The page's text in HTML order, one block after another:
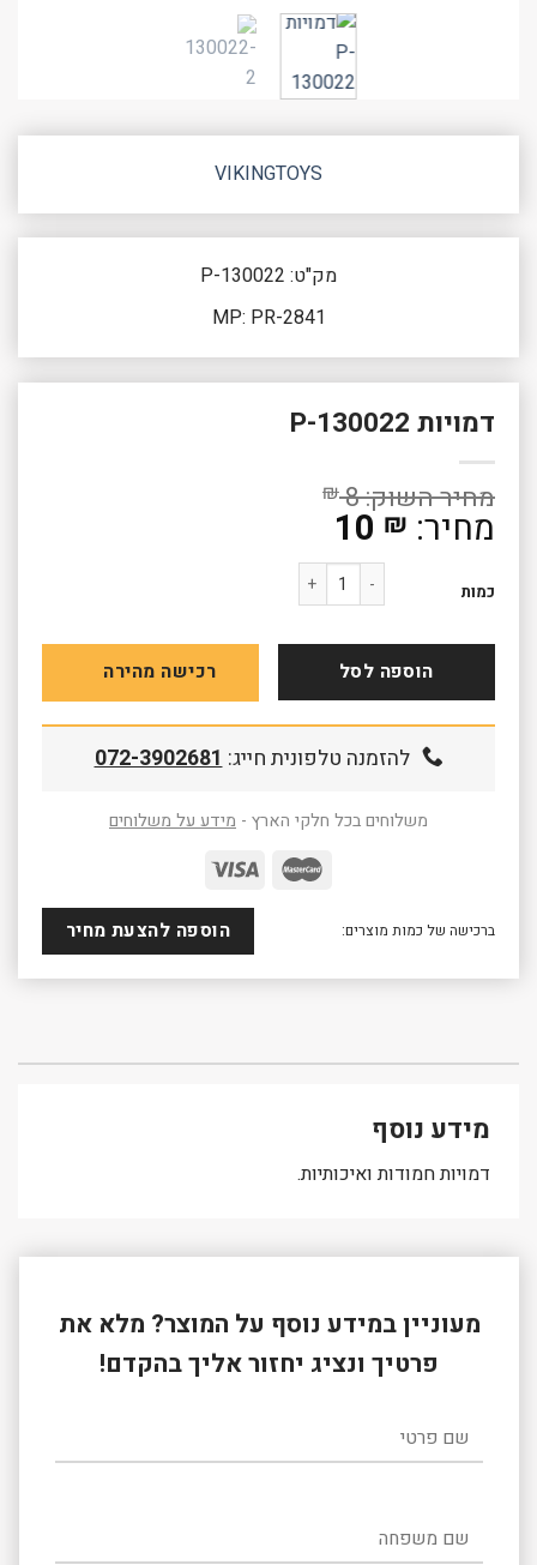
VIKINGTOYS
מק"ט: P-130022
MP: PR-2841
דמויות P-130022
8
₪
10 ₪
כמות
כמות של דמויות P-130022
הוספה לסל רכישה מהירה
להזמנה טלפונית חייג:072-3902681
משלוחים בכל חלקי הארץ - מידע על משלוחים
ברכישה של כמות מוצרים: הוספה להצעת מחיר
מידע נוסף
דמויות חמודות ואיכותיות.
מעוניין במידע נוסף על המוצר? מלא את
פרטיך ונציג יחזור אליך בהקדם!
שם פרטי
שם משפחה